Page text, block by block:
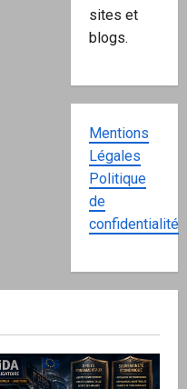
sites et
blogs.
Mentions
Légales
Politique
de
confidentialité